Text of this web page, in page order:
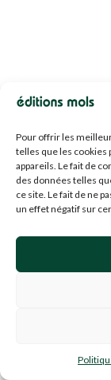
Pour offrir les
telles que les cookies
appareils. Le fait de
des données telles
ce site. Le fait de ne
un effet négatif sur
À PROPOS
Les Éditions Mols
ouvert à une
Nous publions
qui apportent